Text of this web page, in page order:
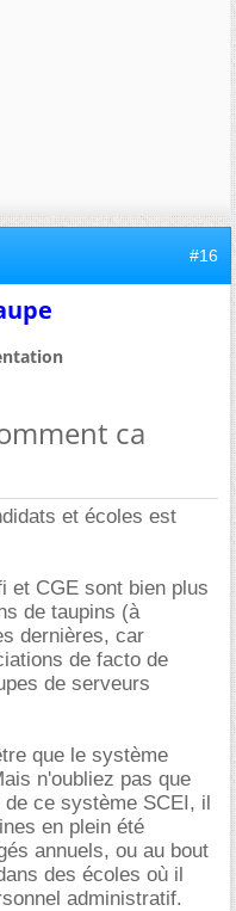
#16
ca
et écoles est
et CGE sont bien plus
de taupins (à
dernières, car
de facto de
de serveurs
que le système
n'oubliez pas que
ce système SCEI, il
en plein été
annuels, ou au bout
des écoles où il
administratif.